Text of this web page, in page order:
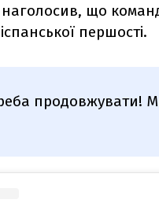
наголосив, що
першості.
продовжувати!